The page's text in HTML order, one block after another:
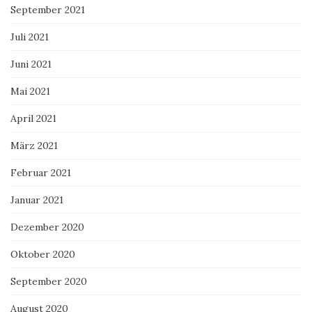
September 2021
Juli 2021
Juni 2021
Mai 2021
April 2021
März 2021
Februar 2021
Januar 2021
Dezember 2020
Oktober 2020
September 2020
August 2020